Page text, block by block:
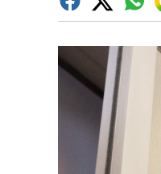
Facebook
Twitter